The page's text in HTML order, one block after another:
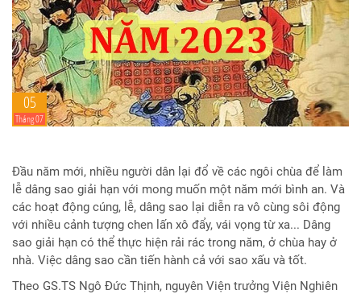
05
Tháng 07
Đầu năm mới, nhiều người dân lại đổ về các ngôi chùa để làm
lễ dâng sao giải hạn với mong muốn một năm mới bình an. Và
các hoạt động cúng, lễ, dâng sao lại diễn ra vô cùng sôi động
với nhiều cảnh tượng chen lấn xô đẩy, vái vọng từ xa... Dâng
sao giải hạn có thể thực hiện rải rác trong năm, ở chùa hay ở
nhà. Việc dâng sao cần tiến hành cả với sao xấu và tốt.
Theo GS.TS Ngô Đức Thịnh, nguyên Viện trưởng Viện Nghiên